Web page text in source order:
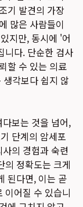
기 발견의 가장
많은 사람들이
지만, 동시에 '어
니다. 단순한 검사
할 수 있는 의료
각보다 쉽지 않
보는 것을 넘어,
단계의 암세포
의 경험과 숙련
의 정확도는 크게
된다면, 이는 곧
이어질 수 있습니